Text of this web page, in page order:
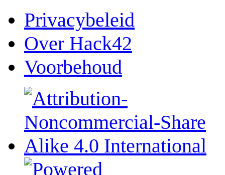
Privacybeleid
Over Hack42
Voorbehoud